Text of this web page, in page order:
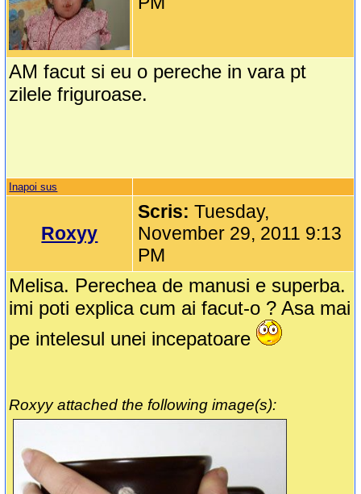
AM facut si eu o pereche in vara pt
zilele friguroase.
Inapoi sus
Roxyy
Scris:Tuesday,
November 29, 2011 9:13
PM
Melisa. Perechea de manusi e superba.
imi poti explica cum ai facut-o ? Asa mai
pe intelesul unei incepatoare
Roxyy attached the following image(s):